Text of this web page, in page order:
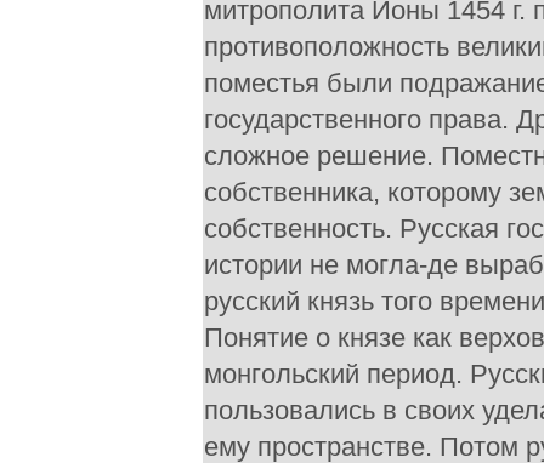
митрополита Ионы 1454 г.
противоположность
поместья были
государственного права.
сложное решение.
собственника, которому
собственность. Русская
истории не могла-де
русский князь того
Понятие о князе как
монгольский период.
пользовались в своих
ему пространстве. Потом